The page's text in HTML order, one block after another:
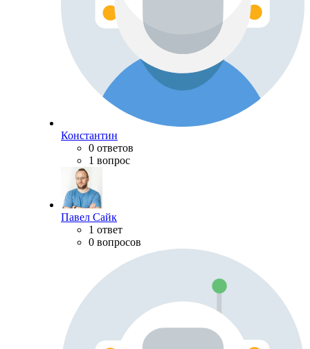
Константин
0 ответов
1 вопрос
Павел Сайк
1 ответ
0 вопросов